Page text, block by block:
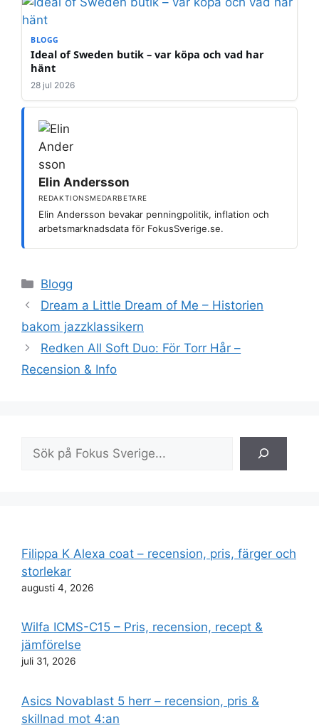
BLOGG
Ideal of Sweden butik – var köpa och vad har
hänt
28 jul 2026
Elin Andersson
REDAKTIONSMEDARBETARE
Elin Andersson bevakar penningpolitik, inflation och
arbetsmarknadsdata för FokusSverige.se.
Kategorier
Blogg
Dream a Little Dream of Me – Historien
bakom jazzklassikern
Redken All Soft Duo: För Torr Hår –
Recension & Info
Filippa K Alexa coat – recension, pris, färger och
storlekar
augusti 4, 2026
Wilfa ICMS-C15 – Pris, recension, recept &
jämförelse
juli 31, 2026
Asics Novablast 5 herr – recension, pris &
skillnad mot 4:an